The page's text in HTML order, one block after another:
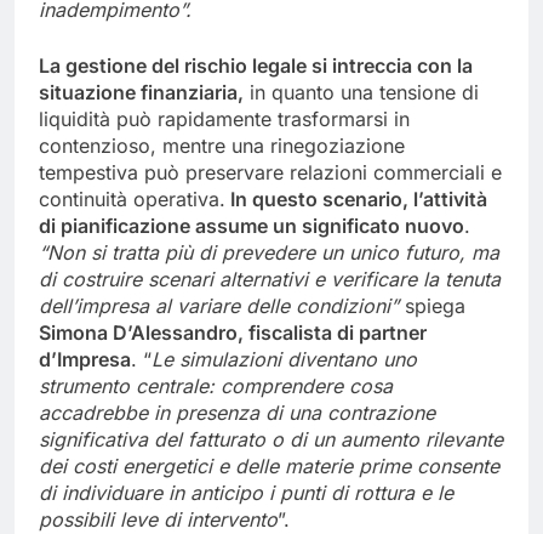
inadempimento”.
La gestione del rischio legale si intreccia con la
situazione finanziaria, in quanto una tensione di
liquidità può rapidamente trasformarsi in
contenzioso, mentre una rinegoziazione
tempestiva può preservare relazioni commerciali e
continuità operativa. In questo scenario, l’attività
di pianificazione assume un significato nuovo.
“Non si tratta più di prevedere un unico futuro, ma
di costruire scenari alternativi e verificare la tenuta
dell’impresa al variare delle condizioni” spiega
Simona D’Alessandro, fiscalista di partner
d’Impresa. “Le simulazioni diventano uno
strumento centrale: comprendere cosa
accadrebbe in presenza di una contrazione
significativa del fatturato o di un aumento rilevante
dei costi energetici e delle materie prime consente
di individuare in anticipo i punti di rottura e le
possibili leve di intervento”.